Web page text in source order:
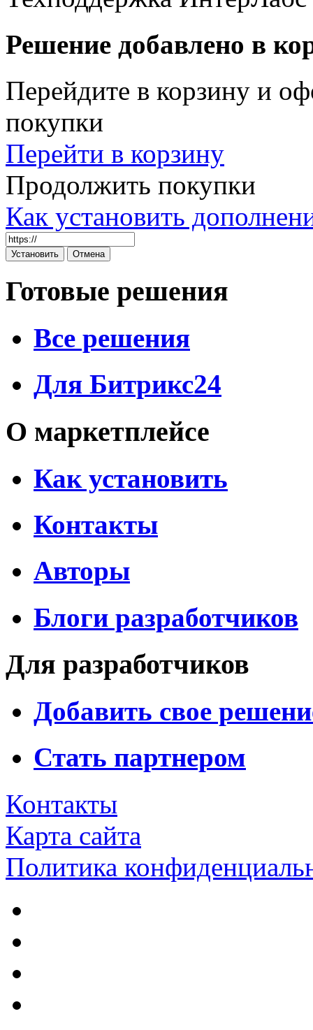
Решение добавлено в
Перейдите в корзину и
покупки
Перейти в корзину
Продолжить покупки
Как установить
Готовые решения
Все решения
Для Битрикс24
О маркетплейсе
Как установить
Контакты
Авторы
Блоги разработчиков
Для разработчиков
Добавить свое
Стать партнером
Контакты
Карта сайта
Политика